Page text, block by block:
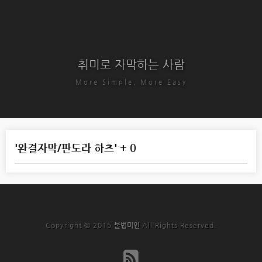
취미로 자막하는 사람
More Simple, More Easy
'완결자막/판도라 하츠' + 0
Copyright © 2015 불법미인All Rights Reserved.